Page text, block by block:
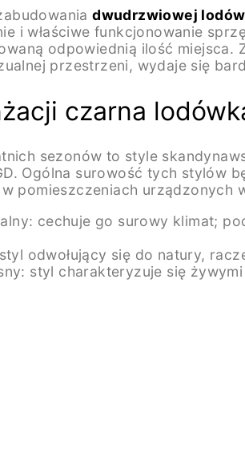
dwudrzwiowej
i właściwe funkcjonowanie
odpowiednią ilość
przestrzeni, wydaje się
czarna
sezonów to style
Ogólna surowość tych stylów
pomieszczeniach urządzonych
cechuje go surowy klimat;
odwołujący się do natury,
styl charakteryzuje się